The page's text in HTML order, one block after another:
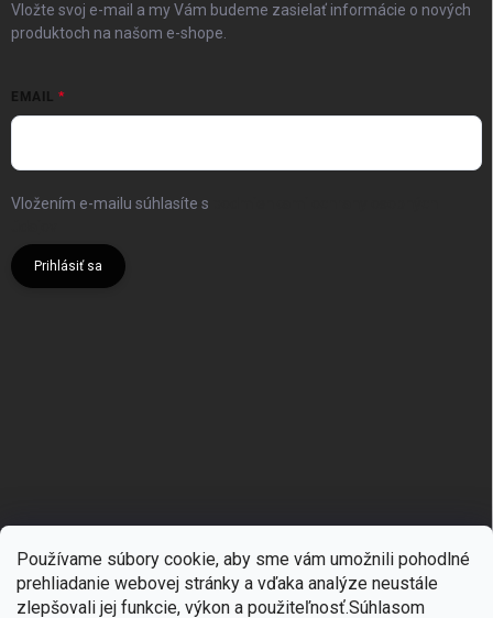
Používame súbory cookie, aby sme vám umožnili pohodlné
prehliadanie webovej stránky a vďaka analýze neustále
zlepšovali jej funkcie, výkon a použiteľnosť.Súhlasom
Vložte svoj e-mail a my Vám budeme zasielať informácie o nových
produktoch na našom e-shope.
EMAIL
Vložením e-mailu súhlasíte s
Prihlásiť sa